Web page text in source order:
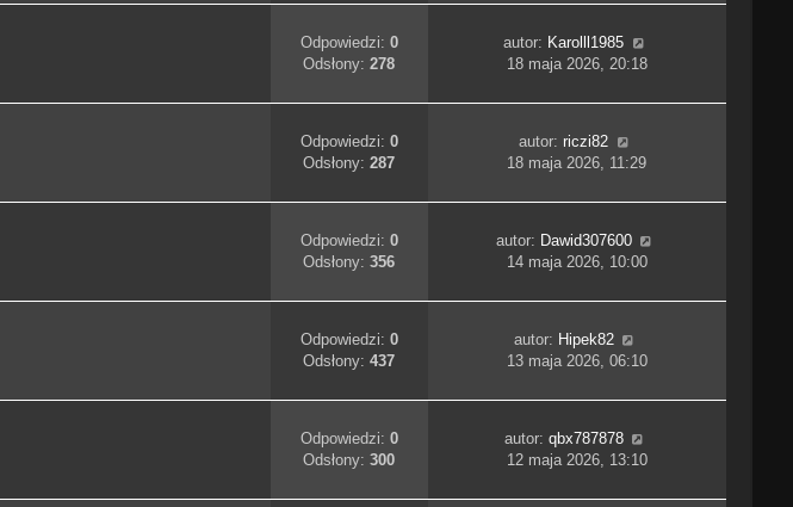
Odpowiedzi: 0
Odsłony:278
autor: Karolll1985
18 maja 2026, 20:18
Odpowiedzi: 0
Odsłony:287
autor:riczi82
18 maja 2026, 11:29
Odpowiedzi: 0
Odsłony:356
autor: Dawid307600
14 maja 2026, 10:00
Odpowiedzi: 0
Odsłony:437
autor: Hipek82
13 maja 2026, 06:10
Odpowiedzi: 0
Odsłony:300
autor: qbx787878
12 maja 2026, 13:10